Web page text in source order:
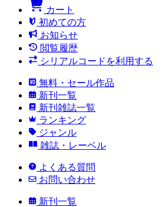
カート
初めての方
お知らせ
閲覧履歴
シリアルコードを利用する
無料・セール作品
新刊一覧
新刊雑誌一覧
ランキング
ジャンル
雑誌・レーベル
よくある質問
お問い合わせ
新刊一覧